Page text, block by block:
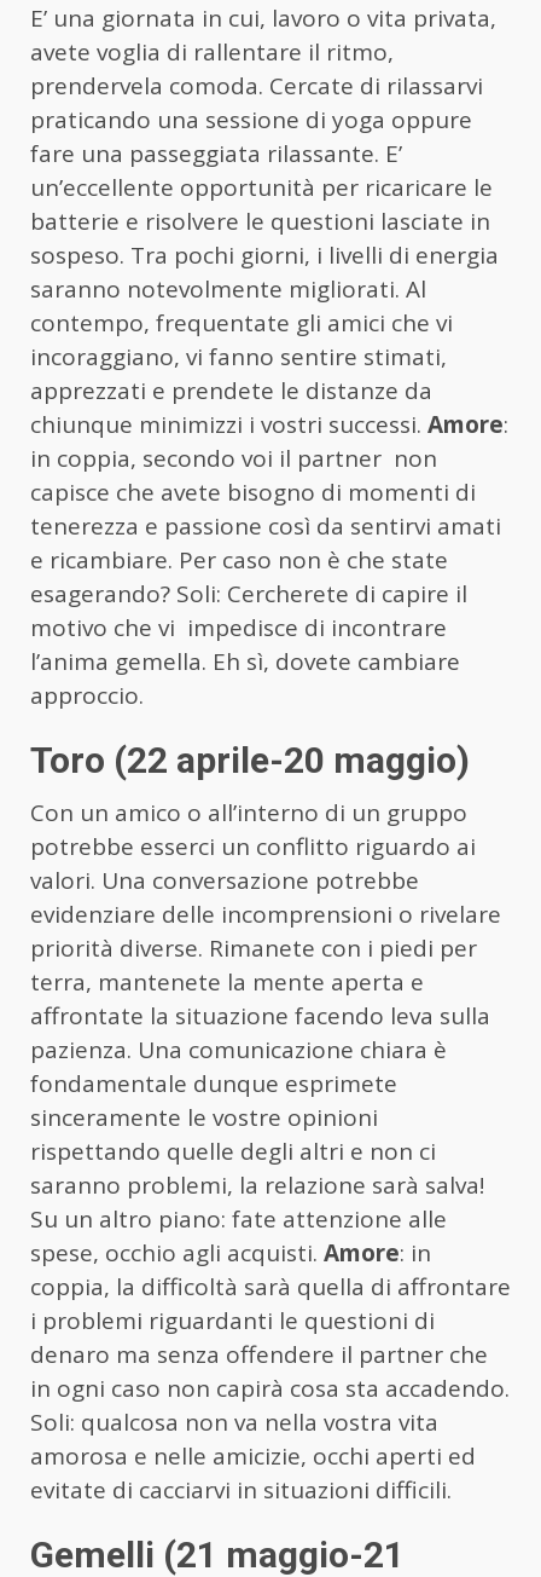
E’ una giornata in cui, lavoro o vita privata,
avete voglia di rallentare il ritmo,
prendervela comoda. Cercate di rilassarvi
praticando una sessione di yoga oppure
fare una passeggiata rilassante. E’
un’eccellente opportunità per ricaricare le
batterie e risolvere le questioni lasciate in
sospeso. Tra pochi giorni, i livelli di energia
saranno notevolmente migliorati. Al
contempo, frequentate gli amici che vi
incoraggiano, vi fanno sentire stimati,
apprezzati e prendete le distanze da
chiunque minimizzi i vostri successi. Amore:
in coppia, secondo voi il partner non
capisce che avete bisogno di momenti di
tenerezza e passione così da sentirvi amati
e ricambiare. Per caso non è che state
esagerando? Soli: Cercherete di capire il
motivo che vi impedisce di incontrare
l’anima gemella. Eh sì, dovete cambiare
approccio.
Toro (22 aprile-20 maggio)
Con un amico o all’interno di un gruppo
potrebbe esserci un conflitto riguardo ai
valori. Una conversazione potrebbe
evidenziare delle incomprensioni o rivelare
priorità diverse. Rimanete con i piedi per
terra, mantenete la mente aperta e
affrontate la situazione facendo leva sulla
pazienza. Una comunicazione chiara è
fondamentale dunque esprimete
sinceramente le vostre opinioni
rispettando quelle degli altri e non ci
saranno problemi, la relazione sarà salva!
Su un altro piano: fate attenzione alle
spese, occhio agli acquisti. Amore: in
coppia, la difficoltà sarà quella di affrontare
i problemi riguardanti le questioni di
denaro ma senza offendere il partner che
in ogni caso non capirà cosa sta accadendo.
Soli: qualcosa non va nella vostra vita
amorosa e nelle amicizie, occhi aperti ed
evitate di cacciarvi in situazioni difficili.
Gemelli (21 maggio-21